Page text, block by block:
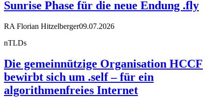
Sunrise Phase für die neue Endung .fly
RA Florian Hitzelberger09.07.2026
nTLDs
Die gemeinnützige Organisation HCCF
bewirbt sich um .self – für ein
algorithmenfreies Internet